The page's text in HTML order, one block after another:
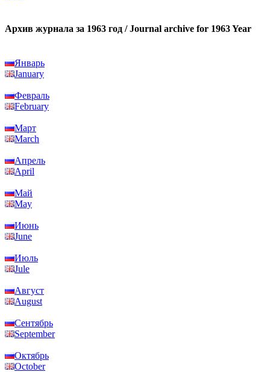
Архив журнала за 1963 год / Journal archive for 1963 Year
Январь
January
Февраль
February
Март
March
Апрель
April
Май
May
Июнь
June
Июль
Jule
Август
August
Сентябрь
September
Октябрь
October